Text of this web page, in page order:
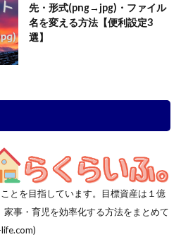
先・形式(png→jpg)・ファイル
名を変える方法【便利設定3
選】
とを目指しています。目標資産は１億
事・育児を効率化する方法をまとめて